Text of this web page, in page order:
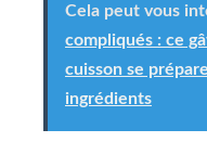
Cela peut vous
compliqués : ce
cuisson se
ingrédients